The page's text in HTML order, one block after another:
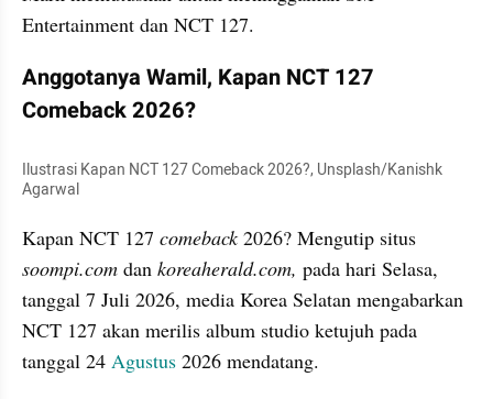
Entertainment dan NCT 127.
Anggotanya Wamil, Kapan NCT 127
Comeback 2026?
Ilustrasi Kapan NCT 127 Comeback 2026?, Unsplash/Kanishk
Agarwal
Kapan NCT 127 comeback
soompi.com dan koreaherald.com, pada hari Selasa,
tanggal 7 Juli 2026, media Korea Selatan mengabarkan
NCT 127 akan merilis album studio ketujuh pada
tanggal 24 Agustus 2026 mendatang.